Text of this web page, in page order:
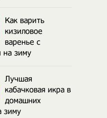
Как варить
кизиловое
варенье с
на зиму
Лучшая
кабачковая икра в
домашних
зиму